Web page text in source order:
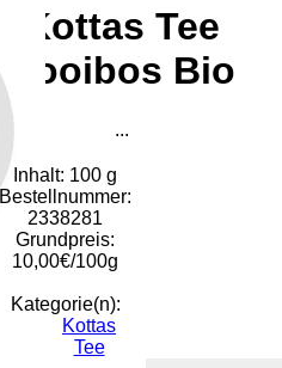
Kottas Tee
Rooibos Bio
...
Inhalt: 100 g
Bestellnummer:
2338281
Grundpreis:
10,00€/100g
Kategorie(n):
Kottas
Tee